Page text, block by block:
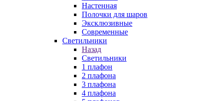
Настенная
Полочки для шаров
Эксклюзивные
Современные
Светильники
Назад
Светильники
1 плафон
2 плафона
3 плафона
4 плафона